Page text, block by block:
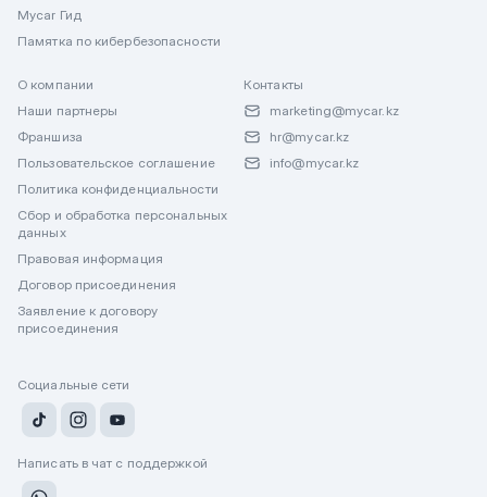
Mycar Гид
Памятка по кибербезопасности
О компании
Наши партнеры
Франшиза
Пользовательское соглашение
Политика конфиденциальности
Сбор и обработка персональных
данных
Правовая информация
Договор присоединения
Заявление к договору
присоединения
Контакты
marketing@mycar.kz
hr@mycar.kz
info@mycar.kz
Социальные сети
Написать в чат с поддержкой